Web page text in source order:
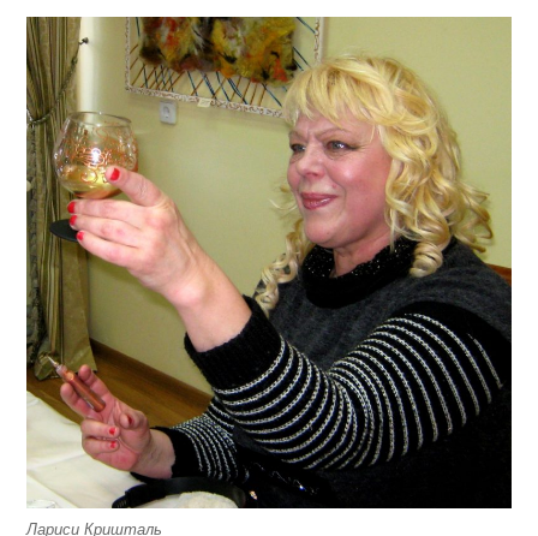
Лариси Кришталь